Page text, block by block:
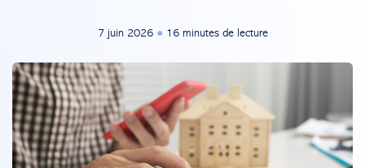
7 juin 2026 ● 16 minutes de lecture